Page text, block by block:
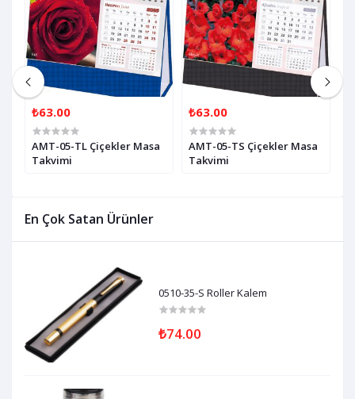
En Çok Satan Ürünler
0510-35-S Roller Kalem
₺74.00
₺63.00
AMT-05-TL Çiçekler Masa
Takvimi
₺63.00
AMT-05-TS Çiçekler Masa
Takvimi